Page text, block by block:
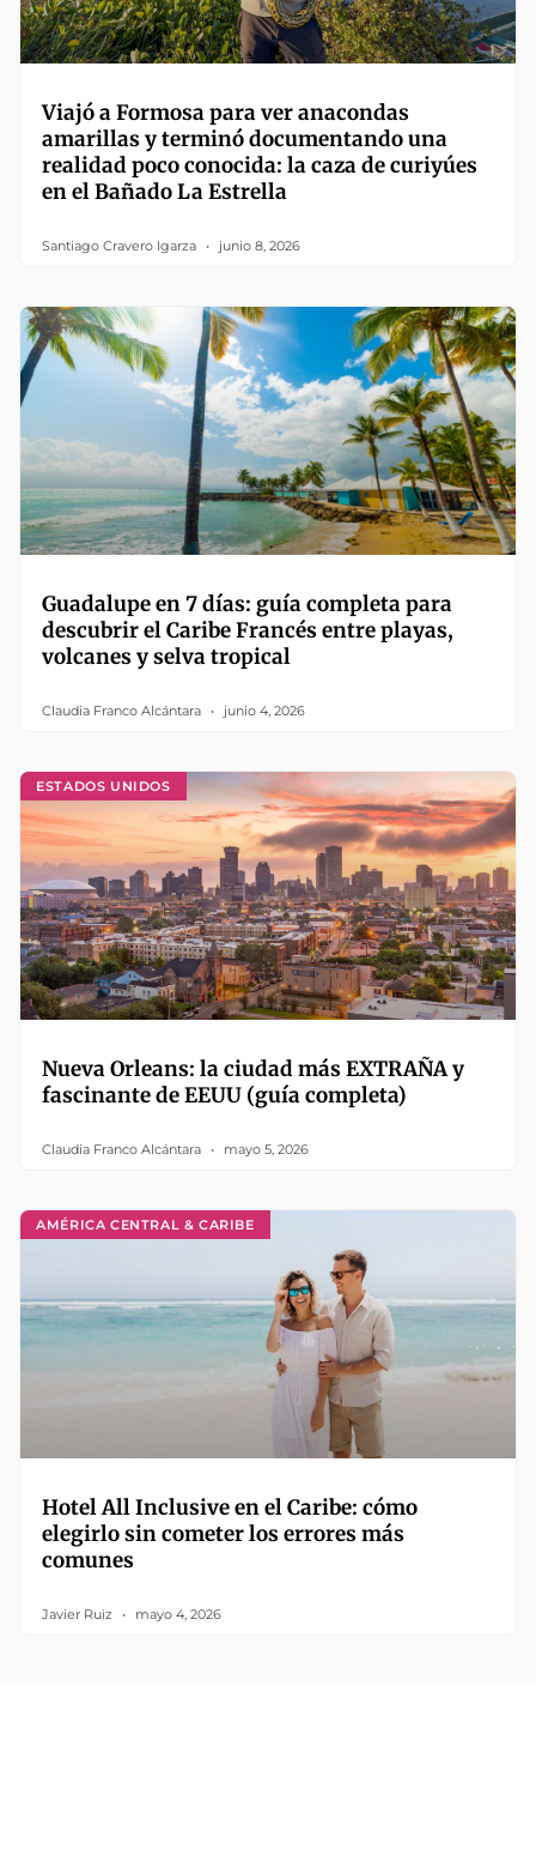
Viajó a Formosa para ver anacondas
amarillas y terminó documentando una
realidad poco conocida: la caza de curiyúes
en el Bañado La Estrella
Santiago Cravero Igarza junio 8, 2026
Guadalupe en 7 días: guía completa para
descubrir el Caribe Francés entre playas,
volcanes y selva tropical
Claudia Franco Alcántara junio 4, 2026
ESTADOS UNIDOS
Nueva Orleans: la ciudad más EXTRAÑA y
fascinante de EEUU (guía completa)
Claudia Franco Alcántara mayo 5, 2026
AMÉRICA CENTRAL & CARIBE
Hotel All Inclusive en el Caribe: cómo
elegirlo sin cometer los errores más
comunes
Javier Ruiz mayo 4, 2026